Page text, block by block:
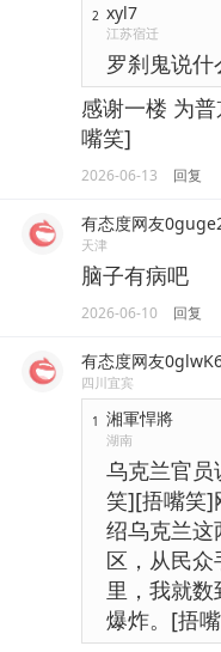
2 xyl7
江苏宿迁
罗刹鬼说
感谢一楼 为
嘴笑]
2026-06-13 回复
有态度网友
天津
脑子有病吧
2026-06-10 回复
有态度网友
四川宜宾
1 湘軍悍將
湖南
乌克兰官
笑][捂嘴笑]
绍乌克兰
区，从民
里，我就
爆炸。[捂